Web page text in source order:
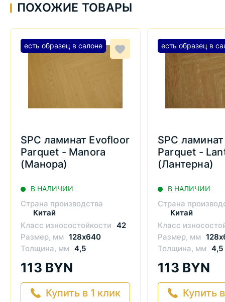
ПОХОЖИЕ ТОВАРЫ
есть образец в салоне
SPC ламинат Evofloor
Parquet - Manora
(Манора)
В НАЛИЧИИ
Страна производства
Китай
Класс износостойкости 42
Размер, мм 128x640
Толщина, мм 4,5
113 BYN
Купить в 1 клик
есть образец в
SPC
Parquet -
(Лантерна)
В НАЛИЧИИ
Страна
Китай
Класс
Размер, мм
Толщина, мм 4,5
113 BYN
Купить